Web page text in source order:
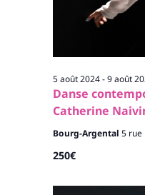
Danse
Catherine
5 août 2024-9 août
Bourg-Argental 5 rue
250€